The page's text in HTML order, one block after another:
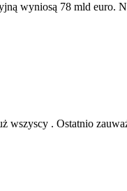
wyniosą 78 mld euro.
wszyscy . Ostatnio